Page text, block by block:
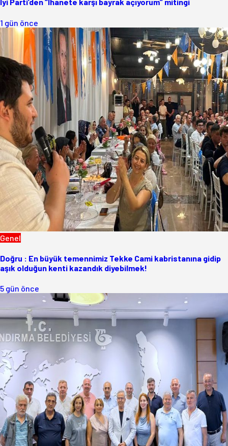
İyi Parti’den “İhanete karşı bayrak açıyorum” mitingi
1 gün önce
Genel
Doğru : En büyük temennimiz Tekke Cami kabristanına gidip
aşık olduğun kenti kazandık diyebilmek!
5 gün önce